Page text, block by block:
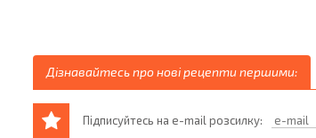
Дізнавайтесь про нові рецепти першими:
Підписуйтесь на e-mail розсилку: